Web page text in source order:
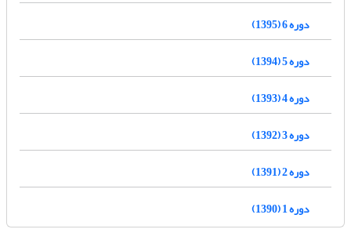
دوره 6 (1395)
دوره 5 (1394)
دوره 4 (1393)
دوره 3 (1392)
دوره 2 (1391)
دوره 1 (1390)